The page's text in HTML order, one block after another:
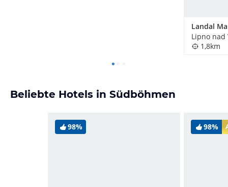
Lipno nad
1,8km
Beliebte Hotels in Südböhmen
98% 98%